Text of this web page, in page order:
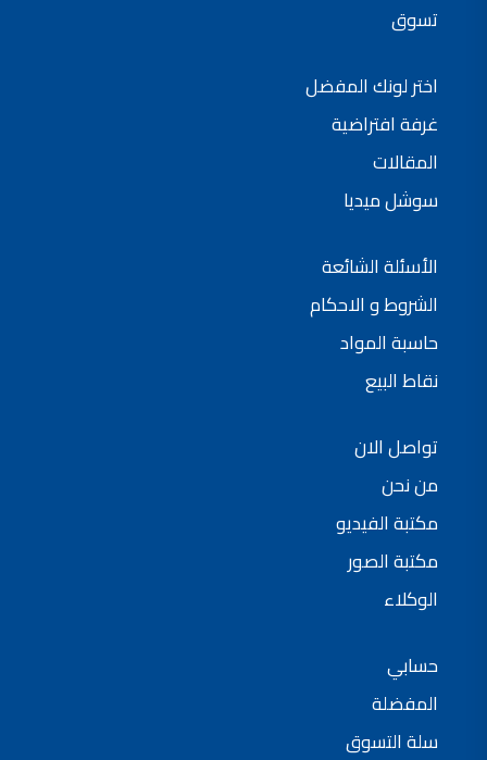
تسوق
اختر لونك المفضل
غرفة افتراضية
المقالات
سوشل ميديا
الأسئلة الشائعة
الشروط و الاحكام
حاسبة المواد
نقاط البيع
تواصل الان
من نحن
مكتبة الفيديو
مكتبة الصور
الوكلاء
حسابي
المفضلة
سلة التسوق